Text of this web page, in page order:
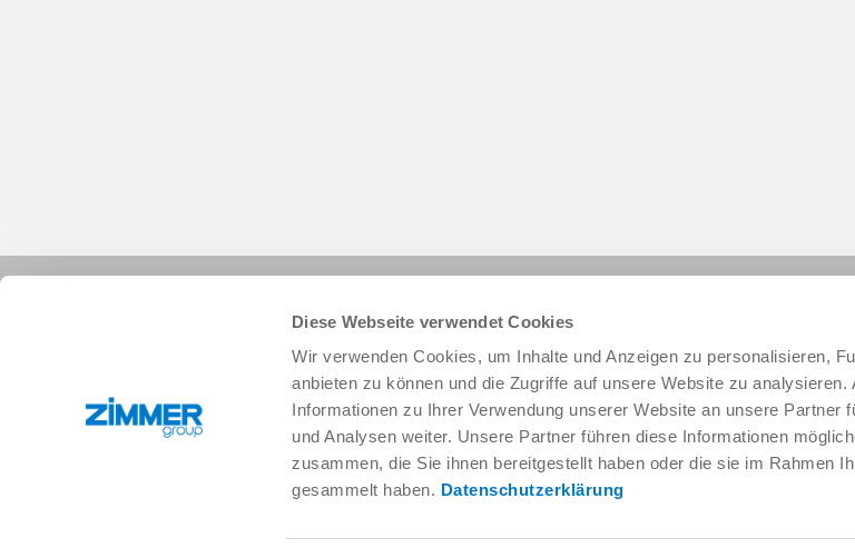
Diese Webseite verwendet Cookies
Wir verwenden Cookies, um Inhalte und Anzeigen zu personalisieren,
anbieten zu können und die Zugriffe auf unsere Website zu analysieren.
Informationen zu Ihrer Verwendung unserer Website an unsere Partner
und Analysen weiter. Unsere Partner führen diese Informationen
zusammen, die Sie ihnen bereitgestellt haben oder die sie im Rahmen
gesammelt haben. Datenschutzerklärung
+49 78 44 9139-0 info.de@zimmer-group.com